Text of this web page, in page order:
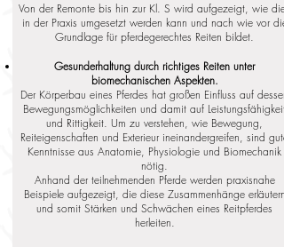
Von der Remonte bis hin zur Kl. S wird aufgezeigt, wie dies
in der Praxis umgesetzt werden kann und nach wie vor die
Grundlage für pferdegerechtes Reiten bildet.
Gesunderhaltung durch richtiges Reiten unter
biomechanischen Aspekten.
Der Körperbau eines Pferdes hat großen Einfluss auf dessen
Bewegungsmöglichkeiten und damit auf Leistungsfähigkeit
und Rittigkeit. Um zu verstehen, wie Bewegung,
Reiteigenschaften und Exterieur ineinandergreifen, sind gute
Kenntnisse aus Anatomie, Physiologie und Biomechanik
nötig.
Anhand der teilnehmenden Pferde werden praxisnahe
Beispiele aufgezeigt, die diese Zusammenhänge erläutern
und somit Stärken und Schwächen eines Reitpferdes
herleiten.